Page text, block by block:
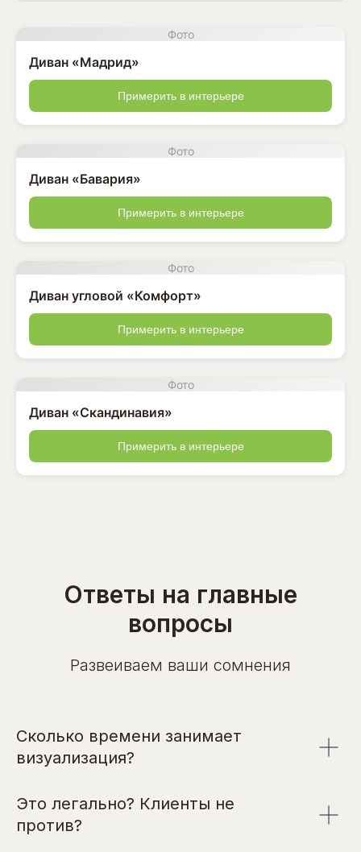
Фото
Диван «Мадрид»
Примерить в интерьере
Фото
Диван «Бавария»
Примерить в интерьере
Фото
Диван угловой «Комфорт»
Примерить в интерьере
Фото
Диван «Скандинавия»
Примерить в интерьере
Ответы на главные
вопросы
Развеиваем ваши сомнения
Сколько времени занимает
визуализация?
Это легально? Клиенты не
против?